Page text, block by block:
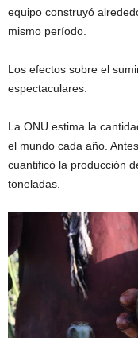
equipo construyó
mismo período.
Los efectos sobre el
espectaculares.
La ONU estima la
el mundo cada año.
cuantificó la producción
toneladas.